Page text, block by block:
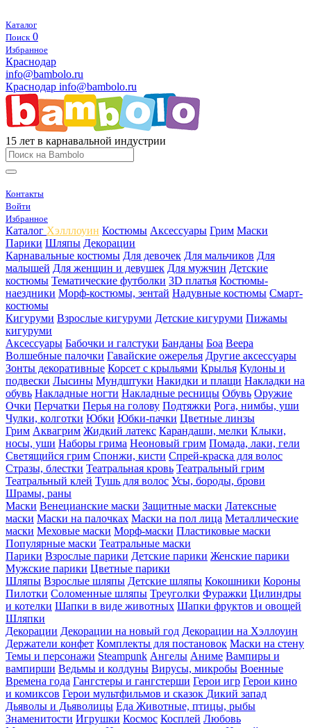
Каталог
Поиск 0
Избранное
Краснодар
info@bambolo.ru
Краснодар info@bambolo.ru
15 лет в карнавальной индустрии
Контакты
Войти
Избранное
Каталог Хэлллоуин Костюмы Аксессуары Грим Маски
Парики Шляпы Декорации
Карнавальные костюмы Для девочек Для мальчиков Для
малышей Для женщин и девушек Для мужчин Детские
костюмы Тематические футболки 3D платья Костюмы-
наездники Морф-костюмы, зентай Надувные костюмы Смарт-
костюмы
Кигуруми Взрослые кигуруми Детские кигуруми Пижамы
кигуруми
Аксессуары Бабочки и галстуки Банданы Боа Веера
Волшебные палочки Гавайские ожерелья Другие аксессуары
Зонты декоративные Корсет с крыльями Крылья Кулоны и
подвески Лысины Мундштуки Накидки и плащи Накладки на
обувь Накладные ногти Накладные ресницы Обувь Оружие
Очки Перчатки Перья на голову Подтяжки Рога, нимбы, уши
Чулки, колготки Юбки Юбки-пачки Цветные линзы
Грим Аквагрим Жидкий латекс Карандаши, мелки Клыки,
носы, уши Наборы грима Неоновый грим Помада, лаки, гели
Светящийся грим Спонжи, кисти Спрей-краска для волос
Стразы, блестки Театральная кровь Театральный грим
Театральный клей Тушь для волос Усы, бороды, брови
Шрамы, раны
Маски Венецианские маски Защитные маски Латексные
маски Маски на палочках Маски на пол лица Металлические
маски Меховые маски Морф-маски Пластиковые маски
Популярные маски Театральные маски
Парики Взрослые парики Детские парики Женские парики
Мужские парики Цветные парики
Шляпы Взрослые шляпы Детские шляпы Кокошники Короны
Пилотки Соломенные шляпы Треуголки Фуражки Цилиндры
и котелки Шапки в виде животных Шапки фруктов и овощей
Шляпки
Декорации Декорации на новый год Декорации на Хэллоуин
Держатели конфет Комплекты для постановок Маски на стену
Темы и персонажи Steampunk Ангелы Аниме Вампиры и
вампирши Ведьмы и колдуны Вирусы, микробы Военные
Времена года Гангстеры и гангстерши Герои игр Герои кино
и комиксов Герои мультфильмов и сказок Дикий запад
Дьяволы и Дьяволицы Еда Животные, птицы, рыбы
Знаменитости Игрушки Космос Косплей Любовь